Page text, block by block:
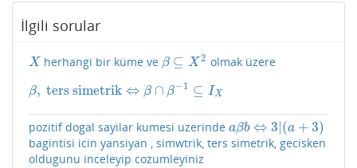
İlgili sorular
X
X herhangi bir küme ve β ⊆ X 2
β⊆X 2 olmak üzere
β, ters simetrik ⇔ β ∩ β−1 ⊆ IX
β,ters simetrik⇔β ∩β −1⊆ X
pozitif dogal sayilar kumesi uzerinde aβb ⇔ 3|(a + 3)
aβb⇔3 |(a +3
bagintisi icin yansiyan , simwtrik, ters simetrik, gecisken
oldugunu inceleyip cozumleyiniz